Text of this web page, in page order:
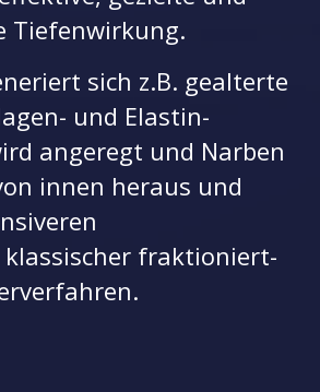
Tiefenwirkung.
sich z.B. gealterte
und Elastin-
angeregt und Narben
innen heraus und
klassischer fraktioniert-